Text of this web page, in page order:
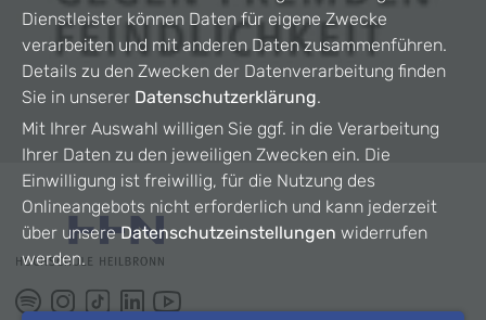
Dienstleister können Daten für eigene Zwecke
verarbeiten und mit anderen Daten zusammenführen.
Details zu den Zwecken der Datenverarbeitung finden
Sie in unserer Datenschutzerklärung.
Mit Ihrer Auswahl willigen Sie ggf. in die Verarbeitung
Ihrer Daten zu den jeweiligen Zwecken ein. Die
Einwilligung ist freiwillig, für die Nutzung des
Onlineangebots nicht erforderlich und kann jederzeit
über unsereDatenschutzeinstellungen widerrufen
werden.